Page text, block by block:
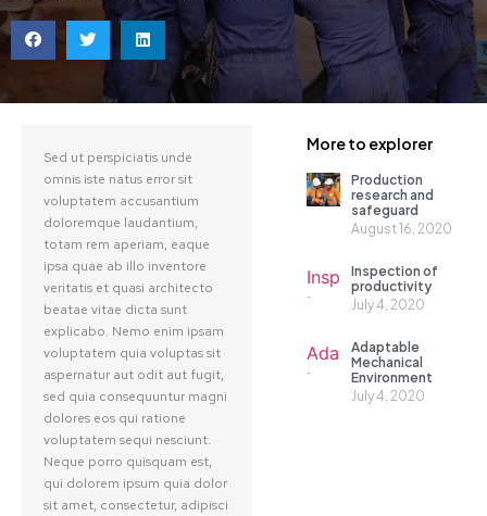
More to explorer
Production
research and
safeguard
August 16, 2020
Inspection of
productivity
July 4, 2020
Adaptable
Mechanical
Environment
July 4, 2020
Sed ut perspiciatis unde
omnis iste natus error sit
voluptatem accusantium
doloremque laudantium,
totam rem aperiam, eaque
ipsa quae ab illo inventore
veritatis et quasi architecto
beatae vitae dicta sunt
explicabo. Nemo enim ipsam
voluptatem quia voluptas sit
aspernatur aut odit aut fugit,
sed quia consequuntur magni
dolores eos qui ratione
voluptatem sequi nesciunt.
Neque porro quisquam est,
qui dolorem ipsum quia dolor
sit amet, consectetur, adipisci